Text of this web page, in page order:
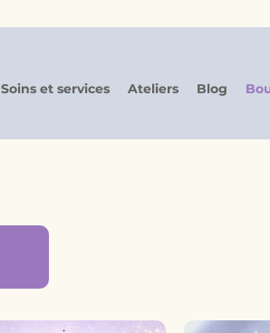
Soins et services Ateliers Blog